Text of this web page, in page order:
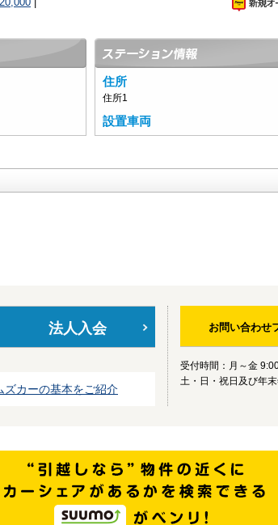
住所
住所1
設置車両
法人入会
ズカーの基本をご紹介
お問い合わせ
受付時間：月～金
土・日・祝日及び年